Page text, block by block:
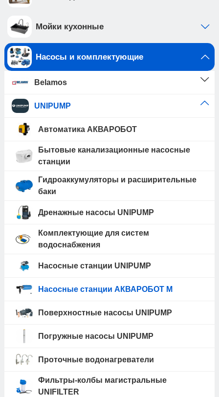
Мойки кухонные
Насосы и комплектующие
Belamos
UNIPUMP
Автоматика АКВАРОБОТ
Бытовые канализационные насосные
станции
Гидроаккумуляторы и расширительные
баки
Дренажные насосы UNIPUMP
Комплектующие для систем
водоснабжения
Насосные станции UNIPUMP
Насосные станции АКВАРОБОТ М
Поверхностные насосы UNIPUMP
Погружные насосы UNIPUMP
Проточные водонагреватели
Фильтры-колбы магистральные
UNIFILTER